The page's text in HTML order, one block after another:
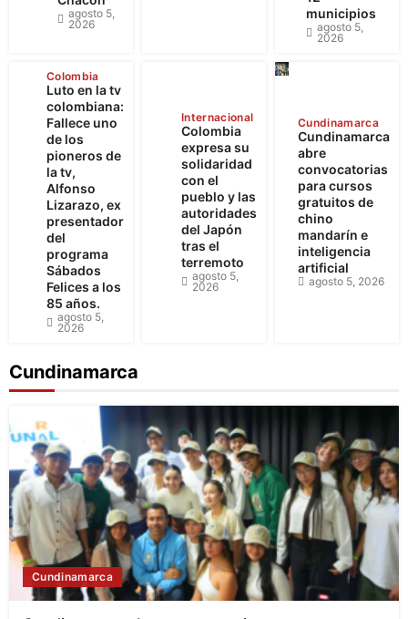
agosto 5,
2026
municipios
agosto 5,
2026
Colombia
Luto en la tv
colombiana:
Fallece uno
de los
pioneros de
la tv,
Alfonso
Lizarazo, ex
presentador
del
programa
Sábados
Felices a los
85 años.
agosto 5,
2026
Internacional
Colombia
expresa su
solidaridad
con el
pueblo y las
autoridades
del Japón
tras el
terremoto
agosto 5,
2026
Cundinamarca
Cundinamarca
abre
convocatorias
para cursos
gratuitos de
chino
mandarín e
inteligencia
artificial
agosto 5, 2026
Cundinamarca
Cundinamarca